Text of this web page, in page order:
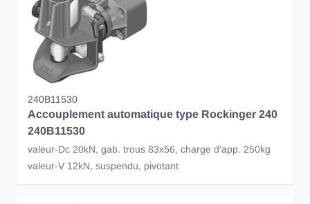
240B11530
Accouplement automatique type Rockinger 240
240B11530
valeur-Dc 20kN, gab. trous 83x56, charge d'app. 250kg
valeur-V 12kN, suspendu, pivotant